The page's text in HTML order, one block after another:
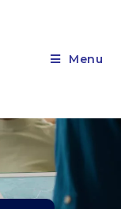
Menu